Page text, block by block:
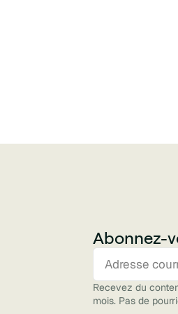
Abonnez-
Recevez du
mois. Pas de